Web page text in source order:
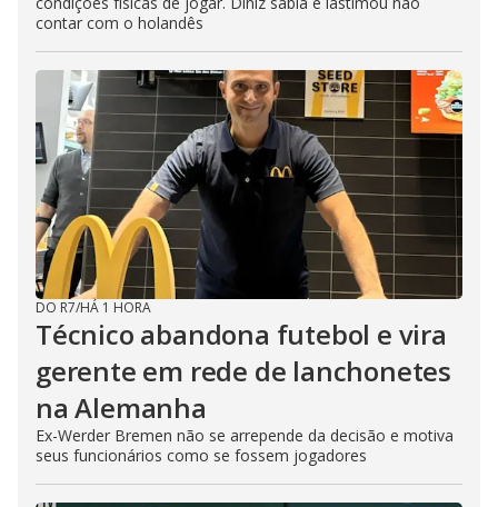
contar com o holandês
DO R7/HÁ 1 HORA
Técnico abandona futebol e vira
gerente em rede de lanchonetes
na Alemanha
Ex-Werder Bremen não se arrepende da decisão e motiva
seus funcionários como se fossem jogadores